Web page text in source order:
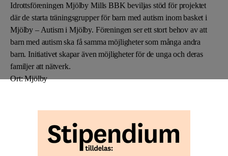
Idrottsföreningen Mjölby Mills BBK beviljas stöd för projektet
där de starta träningsgrupper för barn med autism inom basket i
Mjölby – Autism i Mjölby. Föreningen ser ett stort behov av att
barn med autism ska få samma möjligheter som många andra
barn. Initiativet skapar även möjligheter för de unga och deras
familjer att nätverk.
Ort: Mjölby